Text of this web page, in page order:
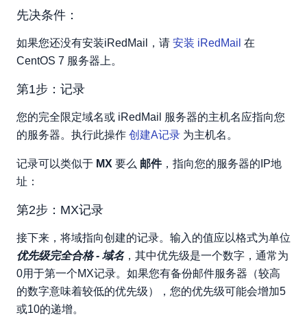
结论：
先决条件：
如果您还没有安装iRedMail，请 安装 iRedMail 在
CentOS 7 服务器上。
第1步：记录
您的完全限定域名或 iRedMail 服务器的主机名应指向您
的服务器。执行此操作 创建A记录 为主机名。
记录可以类似于 MX 要么 邮件，指向您的服务器的IP地
址：
第2步：MX记录
接下来，将域指向创建的记录。输入的值应以格式为单位
优先级完全合格 - 域名，其中优先级是一个数字，通常为
0用于第一个MX记录。如果您有备份邮件服务器（较高
的数字意味着较低的优先级），您的优先级可能会增加5
或10的递增。